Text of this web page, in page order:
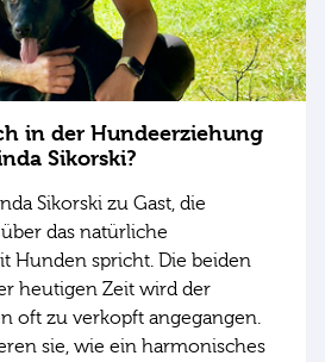
in der Hundeerziehung
Sikorski?
Sikorski zu Gast, die
das natürliche
Hunden spricht. Die beiden
heutigen Zeit wird der
oft zu verkopft angegangen.
sie, wie ein harmonisches